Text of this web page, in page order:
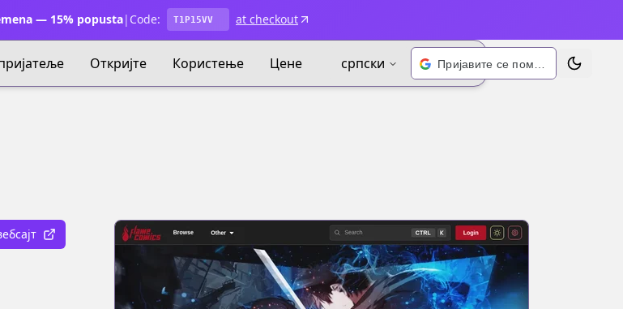
— 15% popusta| Code: T1P15VV at checkout
Откријте Користење Цене српски Промени